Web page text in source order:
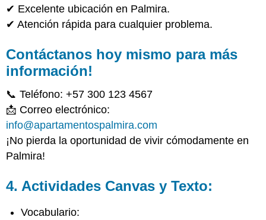
✔ Excelente ubicación en Palmira.
✔ Atención rápida para cualquier problema.
Contáctanos hoy mismo para más
información!
📞 Teléfono: +57 300 123 4567
📩 Correo electrónico:
info@apartamentospalmira.com
¡No pierda la oportunidad de vivir cómodamente en
Palmira!
4. Actividades Canvas y Texto:
Vocabulario: